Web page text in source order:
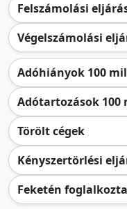
Felszámolási
Végelszámolási
Adóhiányok 100
Adótartozások
Törölt cégek
Kényszertörlési
Feketén